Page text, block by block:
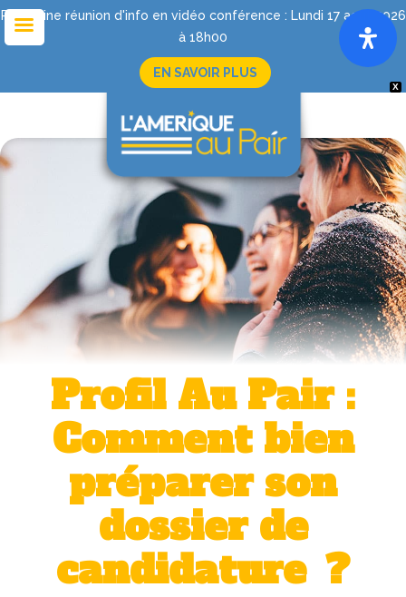
X
Prochaine réunion d'info en vidéo conférence : Lundi 17 août 2026
à 18h00
EN SAVOIR PLUS
Profil Au Pair :
Comment bien
préparer son
dossier de
candidature ?